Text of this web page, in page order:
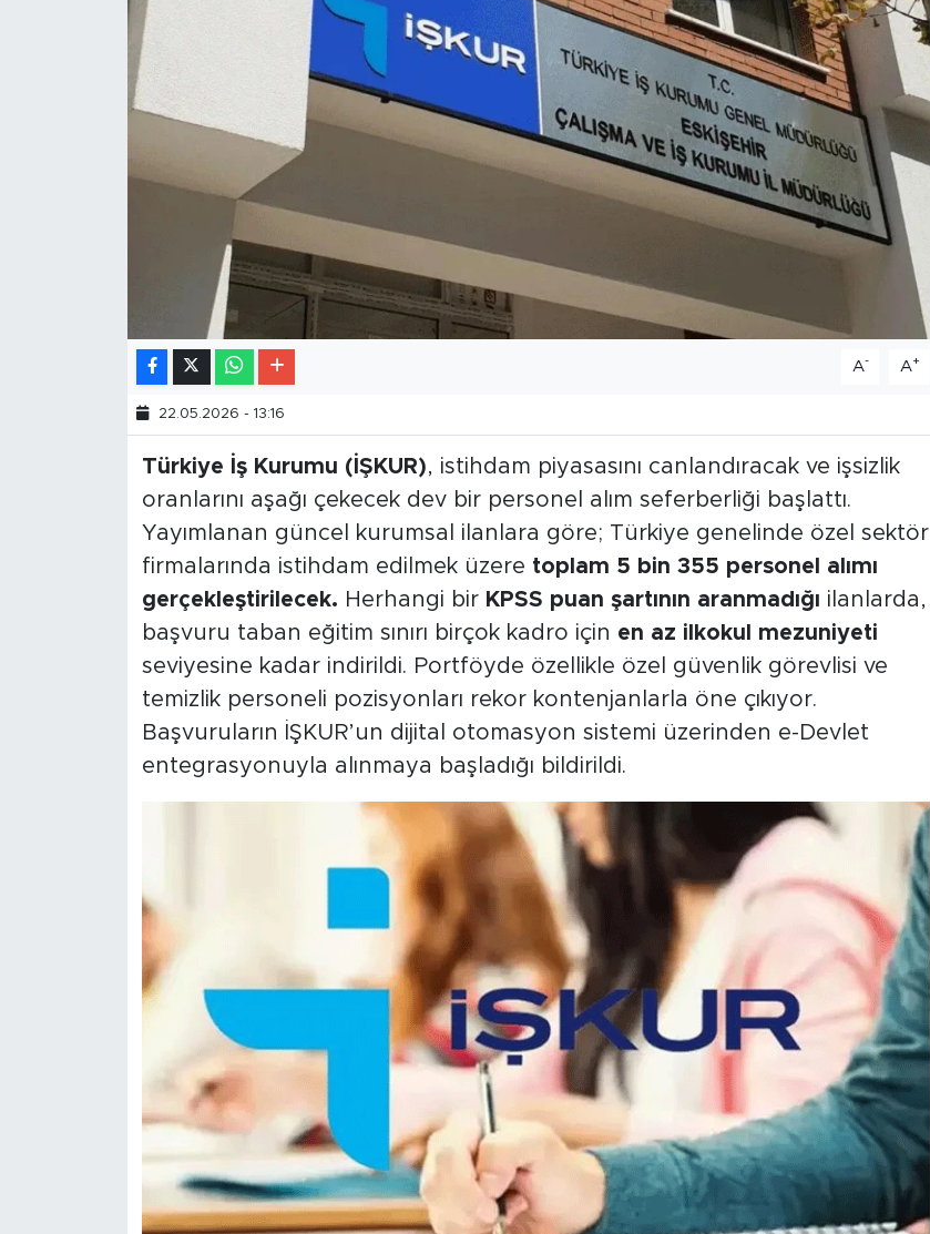
A- A+
22.05.2026 - 13:16
Türkiye İş Kurumu (İŞKUR), istihdam piyasasını canlandıracak ve işsizlik
oranlarını aşağı çekecek dev bir personel alım seferberliği başlattı.
Yayımlanan güncel kurumsal ilanlara göre; Türkiye genelinde özel sektör
firmalarında istihdam edilmek üzere toplam 5 bin 355 personel alımı
gerçekleştirilecek. Herhangi bir KPSS puan şartının aranmadığı ilanlarda,
başvuru taban eğitim sınırı birçok kadro için en az ilkokul mezuniyeti
seviyesine kadar indirildi. Portföyde özellikle özel güvenlik görevlisi ve
temizlik personeli pozisyonları rekor kontenjanlarla öne çıkıyor.
Başvuruların İŞKUR’un dijital otomasyon sistemi üzerinden e-Devlet
entegrasyonuyla alınmaya başladığı bildirildi.